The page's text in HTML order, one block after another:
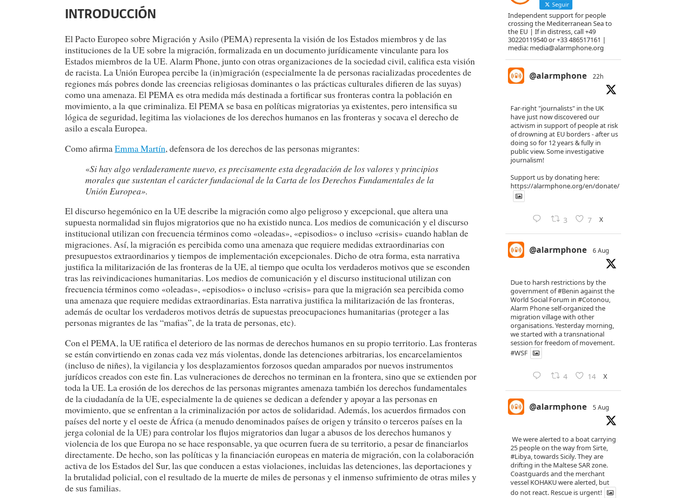
INTRODUCCIÓN
El Pacto Europeo sobre Migración y Asilo (PEMA) representa la visión de los Estados miembros y de las
instituciones de la UE sobre la migración, formalizada en un documento jurídicamente vinculante para los
Estados miembros de la UE. Alarm Phone, junto con otras organizaciones de la sociedad civil, califica esta visión
de racista. La Unión Europea percibe la (in)migración (especialmente la de personas racializadas procedentes de
regiones más pobres donde las creencias religiosas dominantes o las prácticas culturales difieren de las suyas)
como una amenaza. El PEMA es otra medida más destinada a fortificar sus fronteras contra la población en
movimiento, a la que criminaliza. El PEMA se basa en políticas migratorias ya existentes, pero intensifica su
lógica de seguridad, legitima las violaciones de los derechos humanos en las fronteras y socava el derecho de
asilo a escala Europea.
Como afirmaEmma Martín, defensora de los derechos de las personas migrantes:
«Si hay algo verdaderamente nuevo, es precisamente esta degradación de los valores y principios
morales que sustentan el carácter fundacional de la Carta de los Derechos Fundamentales de la
Unión Europea».
El discurso hegemónico en la UE describe la migración como algo peligroso y excepcional, que altera una
supuesta normalidad sin flujos migratorios que no ha existido nunca. Los medios de comunicación y el discurso
institucional utilizan con frecuencia términos como «oleadas», «episodios» o incluso «crisis» cuando hablan de
migraciones. Así, la migración es percibida como una amenaza que requiere medidas extraordinarias con
presupuestos extraordinarios y tiempos de implementación excepcionales. Dicho de otra forma, esta narrativa
justifica la militarización de las fronteras de la UE, al tiempo que oculta los verdaderos motivos que se esconden
tras las reivindicaciones humanitarias. Los medios de comunicación y el discurso institucional utilizan con
frecuencia términos como «oleadas», «episodios» o incluso «crisis» para que la migración sea percibida como
una amenaza que requiere medidas extraordinarias. Esta narrativa justifica la militarización de las fronteras,
además de ocultar los verdaderos motivos detrás de supuestas preocupaciones humanitarias (proteger a las
personas migrantes de las “mafias”, de la trata de personas, etc).
Con el PEMA, la UE ratifica el deterioro de las normas de derechos humanos en su propio territorio. Las fronteras
se están convirtiendo en zonas cada vez más violentas, donde las detenciones arbitrarias, los encarcelamientos
(incluso de niñes), la vigilancia y los desplazamientos forzosos quedan amparados por nuevos instrumentos
jurídicos creados con este fin. Las vulneraciones de derechos no terminan en la frontera, sino que se extienden por
toda la UE. La erosión de los derechos de las personas migrantes amenaza también los derechos fundamentales
de la ciudadanía de la UE, especialmente la de quienes se dedican a defender y apoyar a las personas en
movimiento, que se enfrentan a la criminalización por actos de solidaridad. Además, los acuerdos firmados con
países del norte y el oeste de África (a menudo denominados países de origen y tránsito o terceros países en la
jerga colonial de la UE) para controlar los flujos migratorios dan lugar a abusos de los derechos humanos y
violencia de los que Europa no se hace responsable, ya que ocurren fuera de su territorio, a pesar de financiarlos
directamente. De hecho, son las políticas y la financiación europeas en materia de migración, con la colaboración
activa de los Estados del Sur, las que conducen a estas violaciones, incluidas las detenciones, las deportaciones y
la brutalidad policial, con el resultado de la muerte de miles de personas y el inmenso sufrimiento de otras miles y
de sus familias.
Seguir
Independent support for people
crossing the Mediterranean Sea to
the EU | If in distress, call +49
30220119540 or +33 486517161 |
media: media@alarmphone.org
@alarmphone 22h
Far-right "journalists" in the UK
have just now discovered our
activism in support of people at risk
of drowning at EU borders - after us
doing so for 12 years & fully in
public view. Some investigative
journalism!
Support us by donating here:
https://alarmphone.org/en/donate/
3 7 X
@alarmphone 6 Aug
Due to harsh restrictions by the
government of#Benin against the
World Social Forum in #Cotonou,
Alarm Phone self-organized the
migration village with other
organisations. Yesterday morning,
we started with a transnational
session for freedom of movement.
#WSF
4 14 X
@alarmphone 5 Aug
We were alerted to a boat carrying
25 people on the way from Sirte,
#Libya, towards Sicily. They are
drifting in the Maltese SAR zone.
Coastguards and the merchant
vessel KOHAKU were alerted, but
do not react. Rescue is urgent!